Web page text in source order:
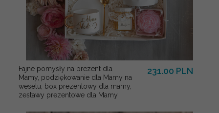
Fajne pomysły na prezent dla
Mamy, podziękowanie dla Mamy na
weselu, box prezentowy dla mamy,
zestawy prezentowe dla Mamy
231.00 PLN